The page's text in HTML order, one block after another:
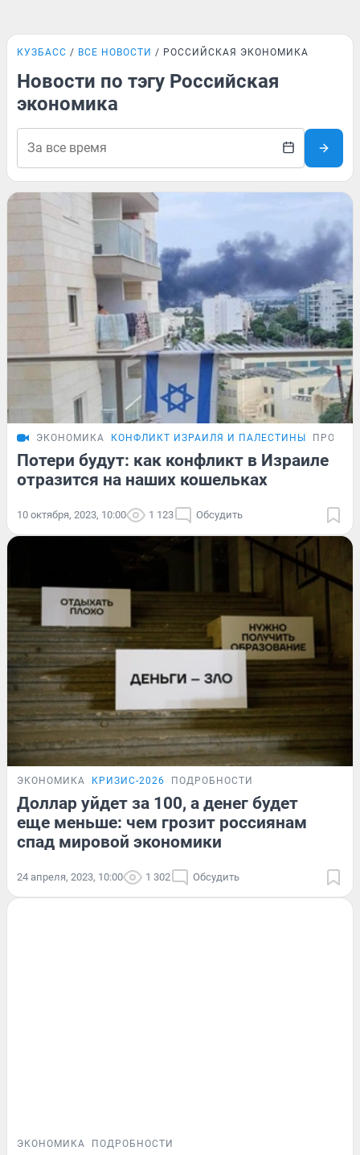
КУЗБАСС ВСЕ НОВОСТИ РОССИЙСКАЯ ЭКОНОМИКА
Новости по тэгу Российская
экономика
ЭКОНОМИКА КОНФЛИКТ ИЗРАИЛЯ И ПАЛЕСТИНЫ
Потери будут: как конфликт в Израиле
отразится на наших кошельках
10 октября, 2023, 10:00 1 123 Обсудить
ЭКОНОМИКА КРИЗИС-2026 ПОДРОБНОСТИ
Доллар уйдет за 100, а денег будет
еще меньше: чем грозит россиянам
спад мировой экономики
24 апреля, 2023, 10:00 1 302 Обсудить
ЭКОНОМИКА ПОДРОБНОСТИ